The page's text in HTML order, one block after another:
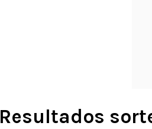
Resultados